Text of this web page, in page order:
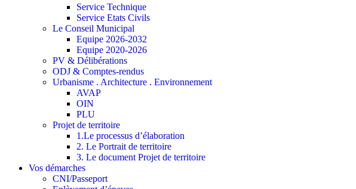
Service Technique
Service Etats Civils
Le Conseil Municipal
Equipe 2026-2032
Equipe 2020-2026
PV & Délibérations
ODJ & Comptes-rendus
Urbanisme . Architecture . Environnement
AVAP
OIN
PLU
Projet de territoire
1.Le processus d’élaboration
2. Le Portrait de territoire
3. Le document Projet de territoire
Vos démarches
CNI/Passeport